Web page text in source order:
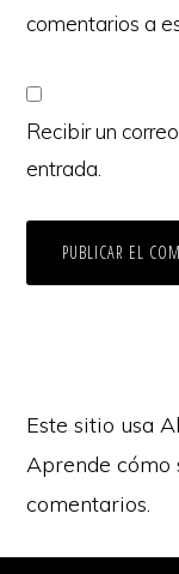
comentarios a
Recibir un
entrada.
Este sitio usa
Aprende cómo
comentarios.